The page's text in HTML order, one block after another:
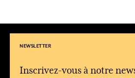
un bouquet floral associant rose,
patchouli, sublimé par une note de
Les Fleurs de l’Année sont-elles
évoluer d’une année à l’autre.
NEWSLETTER
Inscrivez-vous à notre